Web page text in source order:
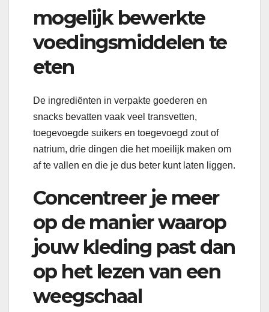
mogelijk bewerkte
voedingsmiddelen te
eten
De ingrediënten in verpakte goederen en
snacks bevatten vaak veel transvetten,
toegevoegde suikers en toegevoegd zout of
natrium, drie dingen die het moeilijk maken om
af te vallen en die je dus beter kunt laten liggen.
Concentreer je meer
op de manier waarop
jouw kleding past dan
op het lezen van een
weegschaal